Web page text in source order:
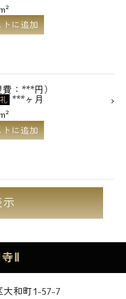
に追加
：***円）
礼 ***ヶ月
に追加
示
Ⅱ
大和町1-57-7